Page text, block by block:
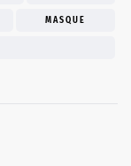
MASQUE